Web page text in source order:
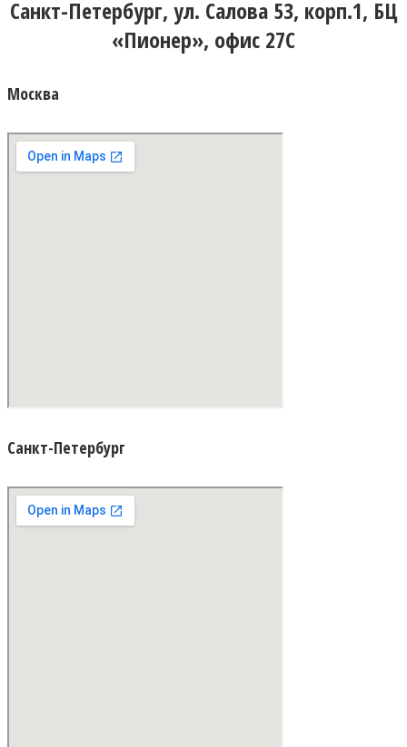
Санкт-Петербург, ул. Салова 53, корп.1, БЦ
«Пионер», офис 27С
Москва
Санкт-Петербург